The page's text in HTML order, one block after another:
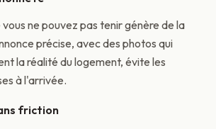
ne pouvez pas tenir génère de la
précise, avec des photos qui
la réalité du logement, évite les
à l'arrivée.
friction